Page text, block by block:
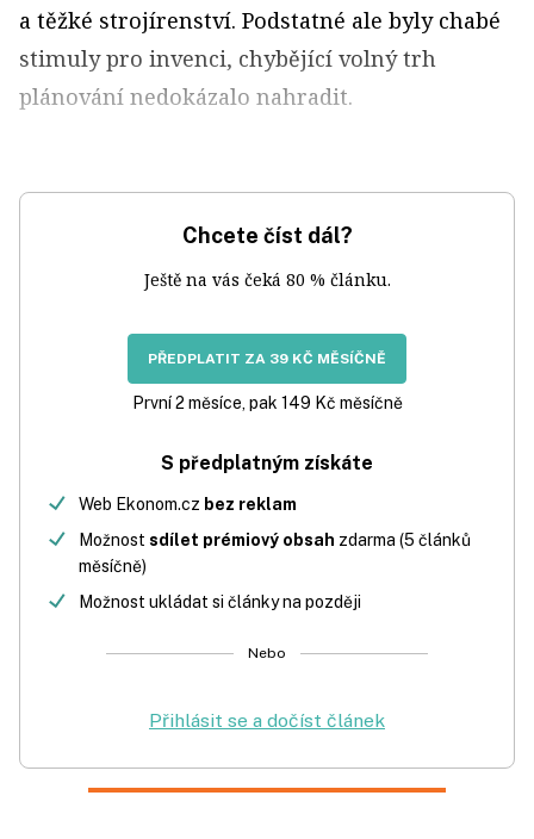
a těžké strojírenství. Podstatné ale byly chabé
stimuly pro invenci, chybějící volný trh
plánování nedokázalo nahradit.
Chcete číst dál?
Ještě na vás čeká 80 % článku.
PŘEDPLATIT ZA 39 KČ MĚSÍČNĚ
První 2 měsíce, pak 149 Kč měsíčně
S předplatným získáte
Web Ekonom.cz bez reklam
Možnost sdílet prémiový obsah zdarma (5 článků
měsíčně)
Možnost ukládat si články na později
Nebo
Přihlásit se a dočíst článek